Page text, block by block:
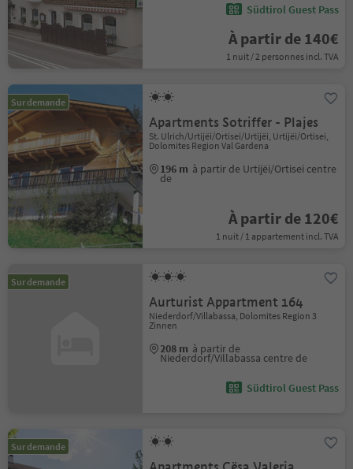
Südtirol Guest Pass
À partir de 140€
1 nuit / 2 personnes incl. TVA
Sur demande
Apartments Sotriffer - Plajes
St. Ulrich/Urtijëi/Ortisei/Urtijëi, Urtijëi/Ortisei,
Dolomites Region Val Gardena
196 m à partir de Urtijëi/Ortisei centre
de
À partir de 120€
1 nuit / 1 appartement incl. TVA
Sur demande
Aurturist Appartment 164
Niederdorf/Villabassa, Dolomites Region 3
Zinnen
208 m à partir de
Niederdorf/Villabassa centre de
Südtirol Guest Pass
Sur demande